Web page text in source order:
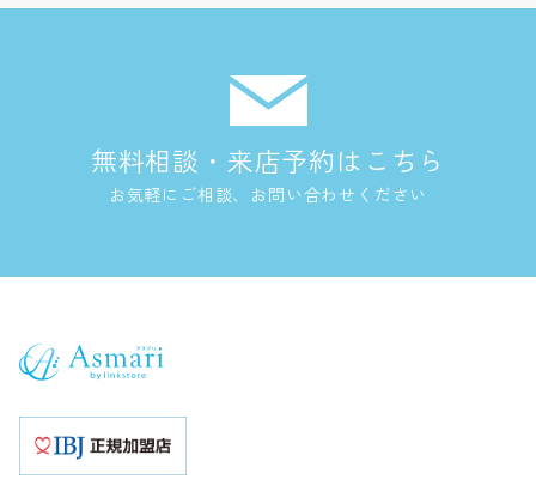
無料相談・来店予約はこちら
お気軽にご相談、お問い合わせください